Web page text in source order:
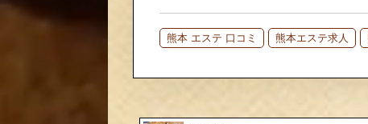
熊本 エステ 口コミ 熊本エステ求人